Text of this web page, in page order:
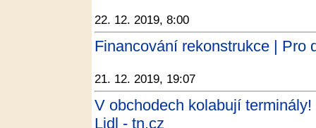
22. 12. 2019, 8:00
Financování rekonstrukce | Pro
21. 12. 2019, 19:07
V obchodech kolabují
Lidl - tn.cz